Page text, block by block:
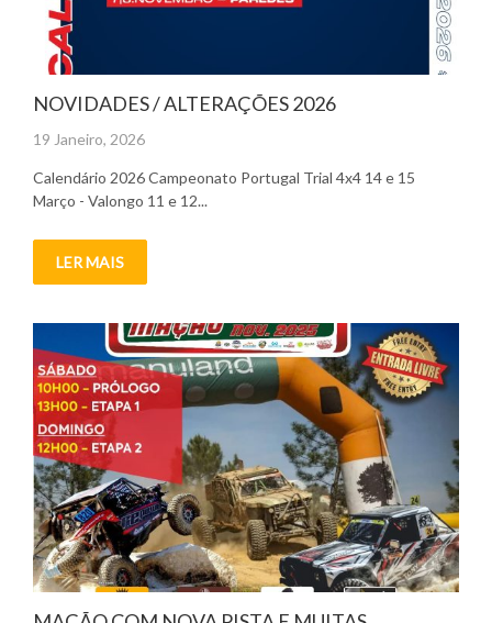
NOVIDADES / ALTERAÇÕES 2026
Posted
19 Janeiro, 2026
Calendário 2026 Campeonato Portugal Trial 4x4 14 e 15
Março - Valongo 11 e 12...
LER MAIS